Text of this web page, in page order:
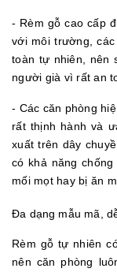
- Rèm gỗ cao cấp
với môi trường,
toàn tự nhiên, nên
người già vì rất an
- Các căn phòng
rất thịnh hành và
xuất trên dây
có khả năng
mối mọt hay bị ăn
Đa dạng mẫu mã,
Rèm gỗ tự nhiên
nên căn phòng